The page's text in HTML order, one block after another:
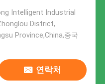
Intelligent Industrial
District,
Province,China,중국
연락처